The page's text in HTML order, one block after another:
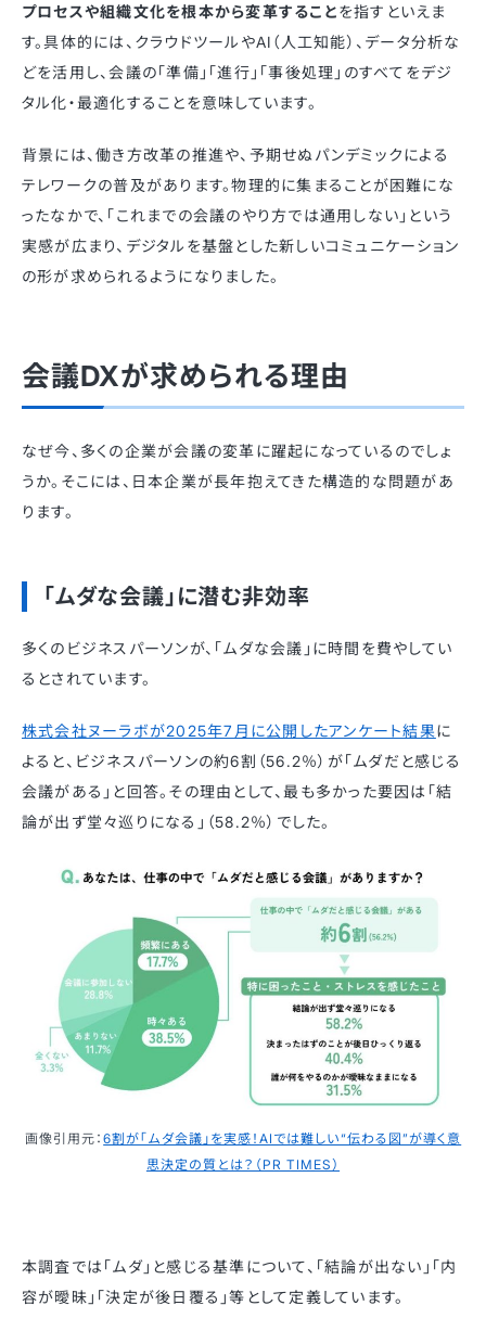
プロセスや組織文化を根本から変革することを指すといえま
す。具体的には、クラウドツールやAI（人工知能）、データ分析な
どを活用し、会議の「準備」「進行」「事後処理」のすべてをデジ
タル化・最適化することを意味しています。
背景には、働き方改革の推進や、予期せぬパンデミックによる
テレワークの普及があります。物理的に集まることが困難にな
ったなかで、「これまでの会議のやり方では通用しない」という
実感が広まり、デジタルを基盤とした新しいコミュニケーション
の形が求められるようになりました。
会議DXが求められる理由
なぜ今、多くの企業が会議の変革に躍起になっているのでしょ
うか。そこには、日本企業が長年抱えてきた構造的な問題があ
ります。
「ムダな会議」に潜む非効率
多くのビジネスパーソンが、「ムダな会議」に時間を費やしてい
るとされています。
株式会社ヌーラボが2025年7月に公開したアンケート結果に
よると、ビジネスパーソンの約6割（56.2％）が「ムダだと感じる
会議がある」と回答。その理由として、最も多かった要因は「結
論が出ず堂々巡りになる」（58.2％）でした。
画像引用元：6割が「ムダ会議」を実感！AIでは難しい“伝わる図”が導く意
思決定の質とは？（PR TIMES）
本調査では「ムダ」と感じる基準について、「結論が出ない」「内
容が曖昧」「決定が後日覆る」等として定義しています。